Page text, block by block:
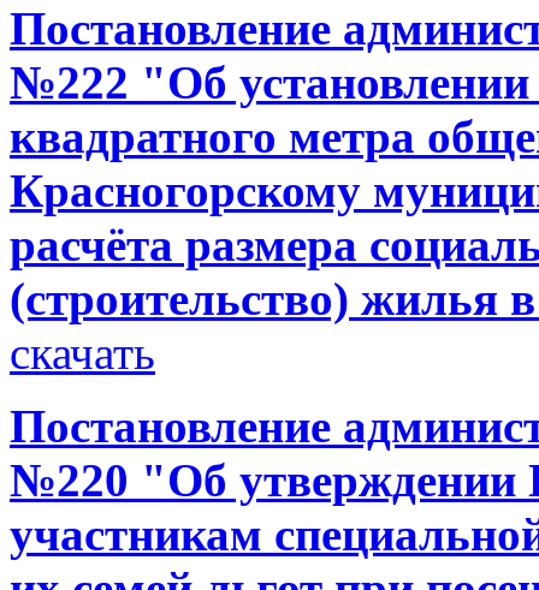
Постановление
№222 "Об установлении
квадратного метра
Красногорскому
расчёта размера
(строительство) жилья
скачать
Постановление
№220 "Об утверждении
участникам